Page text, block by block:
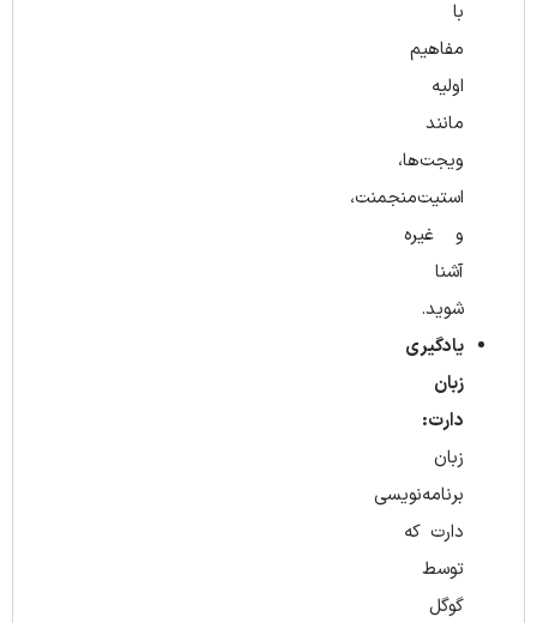
مفاهیم
اولیه
مانند
ویجت‌ها،
استیت‌منجمنت،
و غیره
آشنا
شوید.
یادگیری
زبان
دارت:
زبان
برنامه‌نویسی
دارت که
توسط
گوگل